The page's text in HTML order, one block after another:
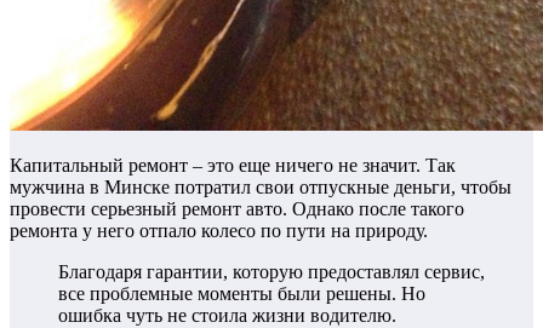
Капитальный ремонт – это еще ничего не значит. Так
мужчина в Минске потратил свои отпускные деньги, чтобы
провести серьезный ремонт авто. Однако после такого
ремонта у него отпало колесо по пути на природу.
Благодаря гарантии, которую предоставлял сервис,
все проблемные моменты были решены. Но
ошибка чуть не стоила жизни водителю.